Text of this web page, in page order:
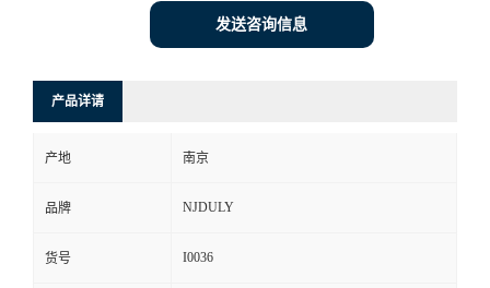
发送咨询信息
产品详请
产地 南京
品牌 NJDULY
货号 I0036